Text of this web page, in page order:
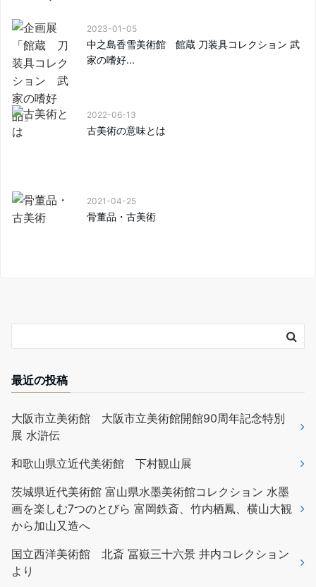
2023-01-05
中之島香雪美術館 館蔵 刀装具コレクション 武
家の嗜好...
2022-06-13
古美術の意味とは
2021-04-25
骨董品・古美術
最近の投稿
大阪市立美術館 大阪市立美術館開館90周年記念特別
展 水滸伝
和歌山県立近代美術館 下村観山展
茨城県近代美術館 富山県水墨美術館コレクション 水墨
画を楽しむ7つのとびら 富岡鉄斎、竹内栖鳳、横山大観
から加山又造へ
国立西洋美術館 北斎 冨嶽三十六景 井内コレクション
より